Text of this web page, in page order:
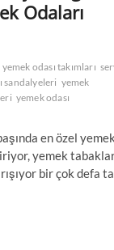
Odaları
yemek odası takımları
sandalyeleri yemek
yemek odası
en özel yemek
yemek
bir çok defa